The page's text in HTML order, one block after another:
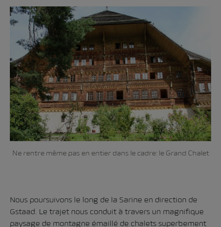
Ne rentre même pas en entier dans le cadre: le Grand Chalet
Nous poursuivons le long de la Sarine en direction de
Gstaad. Le trajet nous conduit à travers un magnifique
paysage de montagne émaillé de chalets superbement